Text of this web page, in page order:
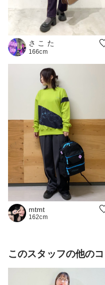
さ こ た
166cm
mtmt
162cm
このスタッフの他の